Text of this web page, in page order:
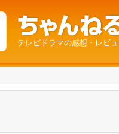
テレビドラマの感想・レビ